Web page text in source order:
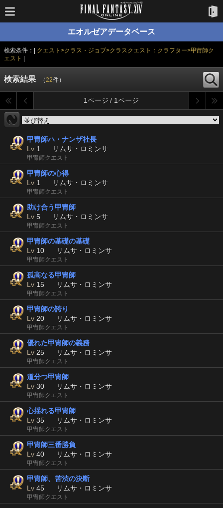
エオルゼアデータベース
検索条件：| クエスト>クラス・ジョブ>クラスクエスト：クラフター>甲冑師ク
エスト
検索結果 （22件）
1ページ / 1ページ
甲冑師ハ・ナンザ社長
Lv 1 リムサ・ロミンサ
甲冑師クエスト
甲冑師の心得
Lv 1 リムサ・ロミンサ
甲冑師クエスト
助け合う甲冑師
Lv 5 リムサ・ロミンサ
甲冑師クエスト
甲冑師の基礎の基礎
Lv 10 リムサ・ロミンサ
甲冑師クエスト
孤高なる甲冑師
Lv 15 リムサ・ロミンサ
甲冑師クエスト
甲冑師の誇り
Lv 20 リムサ・ロミンサ
甲冑師クエスト
優れた甲冑師の義務
Lv 25 リムサ・ロミンサ
甲冑師クエスト
道分つ甲冑師
Lv 30 リムサ・ロミンサ
甲冑師クエスト
心揺れる甲冑師
Lv 35 リムサ・ロミンサ
甲冑師クエスト
甲冑師三番勝負
Lv 40 リムサ・ロミンサ
甲冑師クエスト
甲冑師、苦渋の決断
Lv 45 リムサ・ロミンサ
甲冑師クエスト